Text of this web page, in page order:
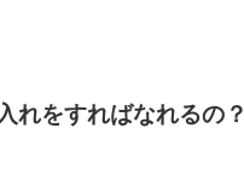
れをすればなれるの？